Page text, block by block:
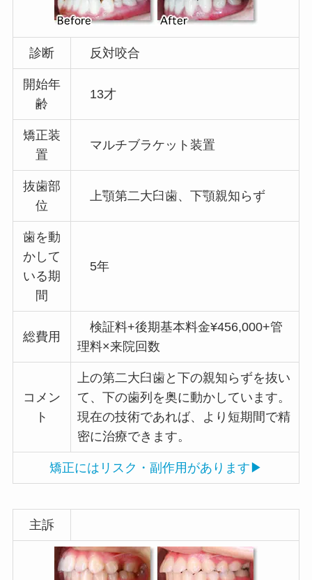
診断 反対咬合
開始年
齢
13才
矯正装
置
マルチブラケット装置
抜歯部
位
上顎第二大臼歯、下顎親知らず
歯を動
かして
いる期
間
5年
総費用
検証料+後期基本料金¥456,000+管
理料×来院回数
コメン
ト
上の第二大臼歯と下の親知らずを抜い
て、下の歯列を奥に動かしています。
現在の技術であれば、より短期間で精
密に治療できます。
矯正にはリスク・副作用があります▶
主訴